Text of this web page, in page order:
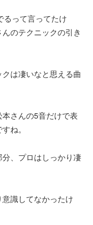
るって言ってたけ
のテクニックの引き
は凄いなと思える曲
さんの5音だけで表
ね。
、プロはしっかり凄
識してなかったけ